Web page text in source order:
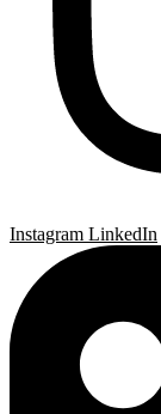
Instagram LinkedIn